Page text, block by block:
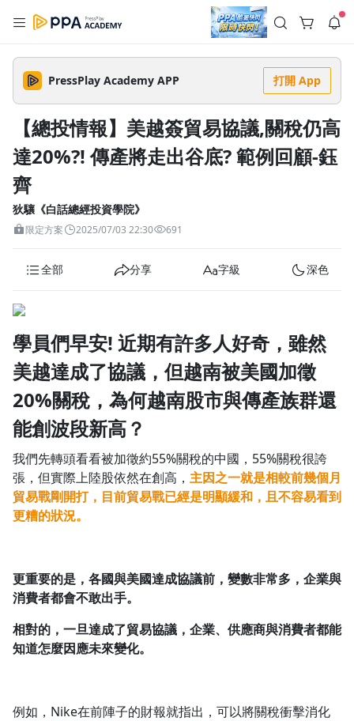
註冊領取 上千元優惠券！
公告
🌞 PPA 避暑津貼．冷氣房升級｜期間快閃活動
🥵 酷暑限時快閃｜單筆滿 NT$2,500 現折 NT$300、再贈最高
2% 點數回饋！🚀 酷暑來襲．偷偷在冷氣房升級 📈⭐️ 【冷氣房
進修 限時開跑】◾單筆滿 NT$2,500 現折 NT$300◾活動期間：
即日起 - 8/13（只有一週）-📣 酷暑季好康 \ 再加碼 /→ 點數回饋
無上限🔥購買任一課程 or 訂閱✅ 消費即享回饋 1% 點數✅ 滿
2 天前
查看全部
PressPlay Academy APP 打開 App
【總投情報】美越簽貿易協議,關稅仍高
達20%?! 傳產將走出谷底? 範例回顧-鈺
齊
狄驤《白話總經投資學院》
限定方案 2025/07/03 22:30 691
全部 分享 字級 深色
學員們早安! 近期有許多人好奇，雖然
美越達成了協議，但越南被美國加徵
20%關稅，為何越南股市與傳產族群還
能創波段新高？
我們先轉頭看看被加徵約55%關稅的中國，55%關稅很誇
張，但實際上陸股依然在創高， 主因之一就是相較前幾個月
貿易戰剛開打，目前貿易戰已經是明顯緩和，且不容易看到
更糟的狀況。
更重要的是，各國與美國達成協議前，變數非常多，企業與
消費者都會不敢出手。
相對的，一旦達成了貿易協議，企業、供應商與消費者都能
知道怎麼因應未來變化。
例如，Nike在前陣子的財報就指出，可以將關稅衝擊消化
--:-- --:--
播放速度
1.75x
1.25x
1.0x
0.75x
追蹤列表
沒有播放清單
返回播放器
清除全部